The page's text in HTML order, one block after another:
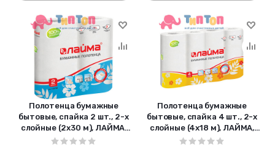
Полотенца бумажные
бытовые, спайка 2 шт., 2-х
слойные (2х30 м), ЛАЙМА,
22х23 см, белые, 128726
Полотенца бумажные
бытовые, спайка 4 шт., 2-х
слойные (4х18 м), ЛАЙМА,
22х23 см, белые, 128725